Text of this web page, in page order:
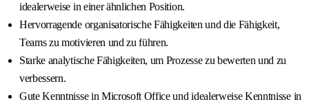
idealerweise in einer ähnlichen Position.
Hervorragende organisatorische Fähigkeiten und die Fähigkeit,
Teams zu motivieren und zu führen.
Starke analytische Fähigkeiten, um Prozesse zu bewerten und zu
verbessern.
Gute Kenntnisse in Microsoft Office und idealerweise Kenntnisse in